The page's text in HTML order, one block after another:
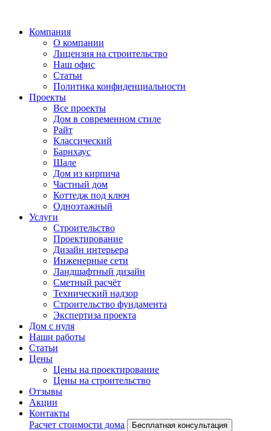
Компания
О компании
Лицензия на строительство
Наш офис
Статьи
Политика конфиденциальности
Проекты
Все проекты
Дом в современном стиле
Райт
Классический
Барнхаус
Шале
Дом из кирпича
Частный дом
Коттедж под ключ
Одноэтажный
Услуги
Строительство
Проектирование
Дизайн интерьера
Инженерные сети
Ландшафтный дизайн
Сметный расчёт
Технический надзор
Строительство фундамента
Экспертиза проекта
Дом с нуля
Наши работы
Статьи
Цены
Цены на проектирование
Цены на строительство
Отзывы
Акции
Контакты
Расчет стоимости дома
Бесплатная консультация